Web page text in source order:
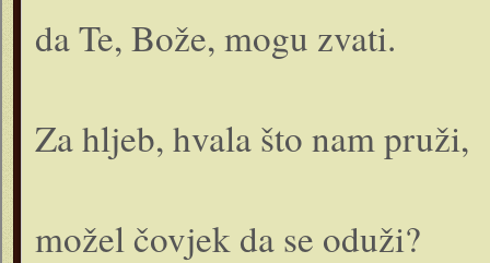
da Te, Bože, mogu zvati.
Za hljeb, hvala što nam pruži,
možel čovjek da se oduži?